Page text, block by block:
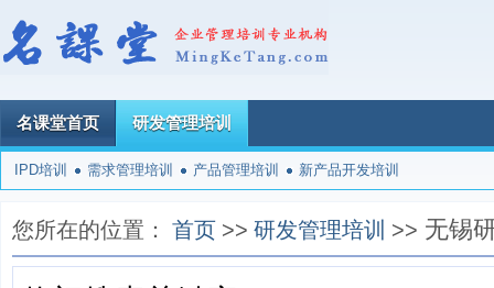
名课堂首页 研发管理培训
IPD培训 需求管理培训 产品管理培训 新产品开发培训
您所在的位置： 首页 >> 研发管理培训 >> 无锡